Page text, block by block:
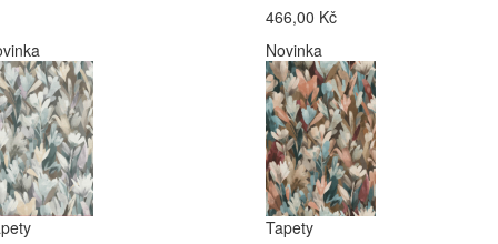
466,00 Kč
Novinka
Tapety